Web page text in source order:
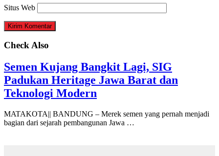
Situs Web
Check Also
Semen Kujang Bangkit Lagi, SIG
Padukan Heritage Jawa Barat dan
Teknologi Modern
MATAKOTA|| BANDUNG – Merek semen yang pernah menjadi
bagian dari sejarah pembangunan Jawa …